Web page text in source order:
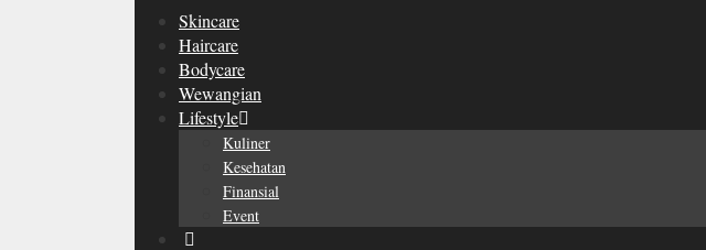
Skincare
Haircare
Bodycare
Wewangian
Lifestyle
Kuliner
Kesehatan
Finansial
Event